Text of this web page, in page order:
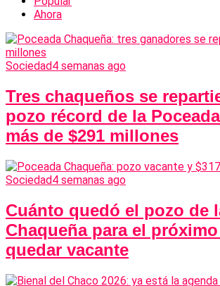
Ahora
Sociedad4 semanas ago
Tres chaqueños se
pozo récord de la
más de $291 millones
Sociedad4 semanas ago
Cuánto quedó el pozo de
Chaqueña para el
quedar vacante